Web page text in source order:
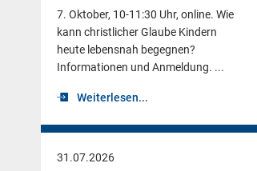
7. Oktober, 10-11:30 Uhr, online. Wie
kann christlicher Glaube Kindern
heute lebensnah begegnen?
Informationen und Anmeldung. ...
Weiterlesen...
31.07.2026